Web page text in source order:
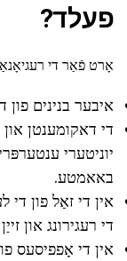
פעלד?
אָרט פֿאַר די
איבער בנינים
די דאקומענטן
יוניטערי
באאמטע.
אין די זאַל פון
די רעגירונג און
אין די אָפפיסעס